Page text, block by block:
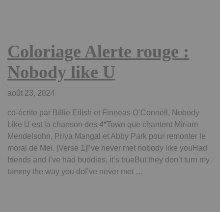
Coloriage Alerte rouge :
Nobody like U
août 23, 2024
co-écrite par Billie Eilish et Finneas O’Connell, Nobody
Like U est la chanson des 4*Town que chantent Miriam
Mendelsohn, Priya Mangal et Abby Park pour remonter le
moral de Mei. [Verse 1]I’ve never met nobody like youHad
friends and I’ve had buddies, it’s trueBut they don’t turn my
tummy the way you doI’ve never met …